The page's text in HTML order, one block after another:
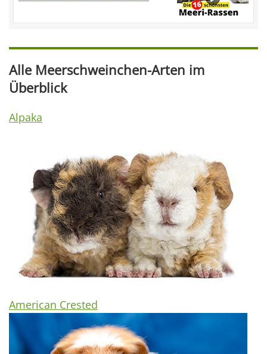
Alle Meerschweinchen-Arten im
Überblick
Alpaka
American Crested